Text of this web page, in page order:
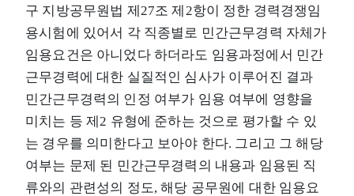
구 지방공무원법 제27조 제2항이 정한 경력경쟁임
용시험에 있어서 각 직종별로 민간근무경력 자체가
임용요건은 아니었다 하더라도 임용과정에서 민간
근무경력에 대한 실질적인 심사가 이루어진 결과
민간근무경력의 인정 여부가 임용 여부에 영향을
미치는 등 제2 유형에 준하는 것으로 평가할 수 있
는 경우를 의미한다고 보아야 한다. 그리고 그 해당
여부는 문제 된 민간근무경력의 내용과 임용된 직
류와의 관련성의 정도, 해당 공무원에 대한 임용요